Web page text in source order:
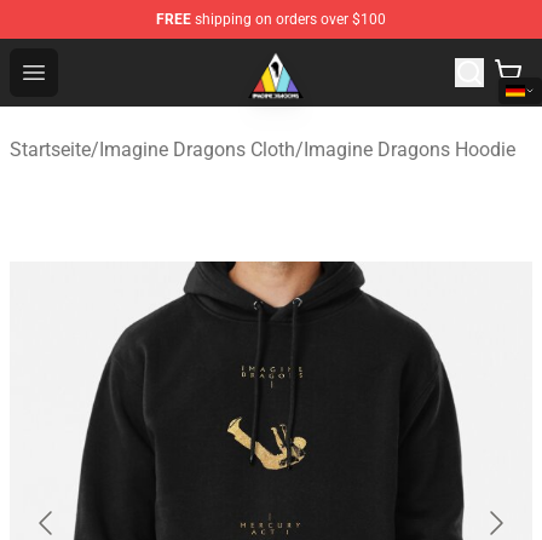
FREE shipping on orders over $100
Open menu
Imagine Dragons Store - Official Imagine Dragons
Startseite/Imagine Dragons Cloth/Imagine Dragons Hoodie